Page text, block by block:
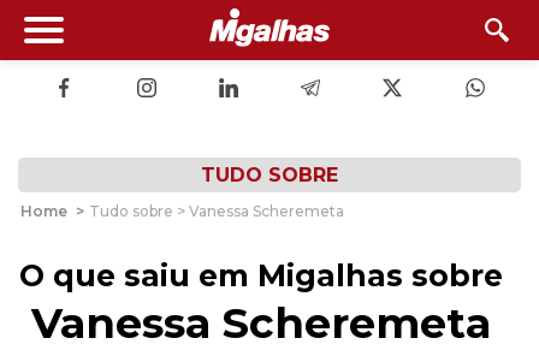
TUDO SOBRE
Home > Tudo sobre > Vanessa Scheremeta
O que saiu em Migalhas sobre
Vanessa Scheremeta